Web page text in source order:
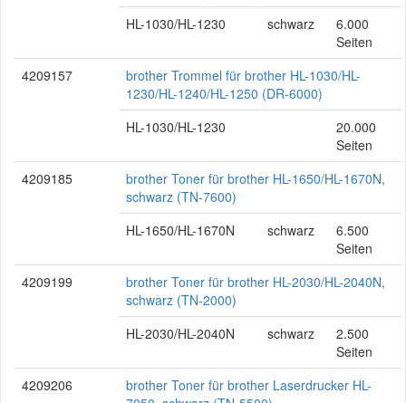
HL-1030/HL-1230
schwarz
6.000
Seiten
4209157
brother Trommel für brother HL-1030/HL-
1230/HL-1240/HL-1250 (DR-6000)
HL-1030/HL-1230
20.000
Seiten
4209185
brother Toner für brother HL-1650/HL-1670N,
schwarz (TN-7600)
HL-1650/HL-1670N
schwarz
6.500
Seiten
4209199
brother Toner für brother HL-2030/HL-2040N,
schwarz (TN-2000)
HL-2030/HL-2040N
schwarz
2.500
Seiten
4209206
brother Toner für brother Laserdrucker HL-